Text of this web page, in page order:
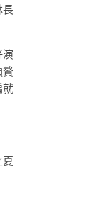
長
贅
就